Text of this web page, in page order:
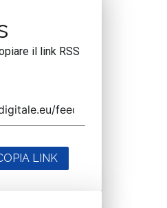
il link RSS
LINK